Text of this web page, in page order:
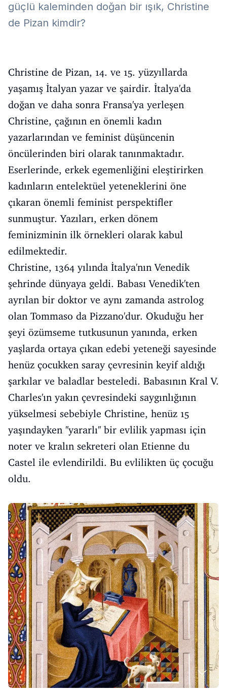
güçlü kaleminden doğan bir ışık, Christine
de Pizan kimdir?
Christine de Pizan, 14. ve 15. yüzyıllarda
yaşamış İtalyan yazar ve şairdir. İtalya'da
doğan ve daha sonra Fransa'ya yerleşen
Christine, çağının en önemli kadın
yazarlarından ve feminist düşüncenin
öncülerinden biri olarak tanınmaktadır.
Eserlerinde, erkek egemenliğini eleştirirken
kadınların entelektüel yeteneklerini öne
çıkaran önemli feminist perspektifler
sunmuştur. Yazıları, erken dönem
feminizminin ilk örnekleri olarak kabul
edilmektedir.
Christine, 1364 yılında İtalya'nın Venedik
şehrinde dünyaya geldi. Babası Venedik'ten
ayrılan bir doktor ve aynı zamanda astrolog
olan Tommaso da Pizzano'dur. Okuduğu her
şeyi özümseme tutkusunun yanında, erken
yaşlarda ortaya çıkan edebi yeteneği sayesinde
henüz çocukken saray çevresinin keyif aldığı
şarkılar ve baladlar besteledi. Babasının Kral V.
Charles'ın yakın çevresindeki saygınlığının
yükselmesi sebebiyle Christine, henüz 15
yaşındayken ''yararlı'' bir evlilik yapması için
noter ve kralın sekreteri olan Etienne du
Castel ile evlendirildi. Bu evlilikten üç çocuğu
oldu.